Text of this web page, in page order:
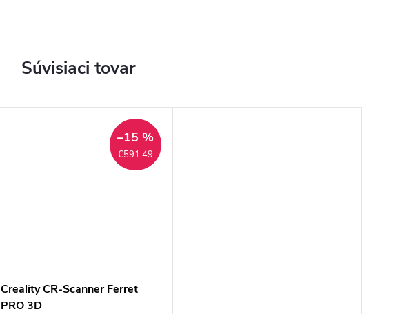
Súvisiaci tovar
€591,49
–15 %
Creality CR-Scanner Ferret
PRO 3D